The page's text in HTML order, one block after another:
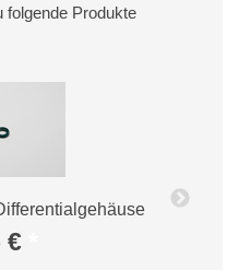
folgende Produkte
€